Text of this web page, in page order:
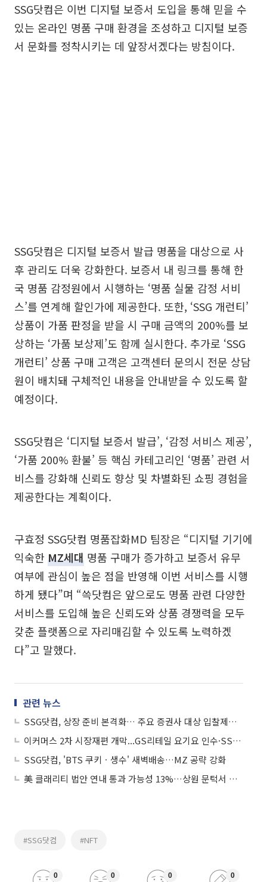
SSG닷컴은 이번 디지털 보증서 도입을 통해 믿을 수
있는 온라인 명품 구매 환경을 조성하고 디지털 보증
서 문화를 정착시키는 데 앞장서겠다는 방침이다.
SSG닷컴은 디지털 보증서 발급 명품을 대상으로 사
후 관리도 더욱 강화한다. 보증서 내 링크를 통해 한
국 명품 감정원에서 시행하는 ‘명품 실물 감정 서비
스’를 연계해 할인가에 제공한다. 또한, ‘SSG 개런티’
상품이 가품 판정을 받을 시 구매 금액의 200%를 보
상하는 ‘가품 보상제’도 함께 실시한다. 추가로 ‘SSG
개런티’ 상품 구매 고객은 고객센터 문의시 전문 상담
원이 배치돼 구체적인 내용을 안내받을 수 있도록 할
예정이다.
SSG닷컴은 ‘디지털 보증서 발급’, ‘감정 서비스 제공’,
‘가품 200% 환불’ 등 핵심 카테고리인 ‘명품’ 관련 서
비스를 강화해 신뢰도 향상 및 차별화된 쇼핑 경험을
제공한다는 계획이다.
구효정 SSG닷컴 명품잡화MD 팀장은 “디지털 기기에
익숙한 MZ세대 명품 구매가 증가하고 보증서 유무
여부에 관심이 높은 점을 반영해 이번 서비스를 시행
하게 됐다”며 “쓱닷컴은 앞으로도 명품 관련 다양한
서비스를 도입해 높은 신뢰도와 상품 경쟁력을 모두
갖춘 플랫폼으로 자리매김할 수 있도록 노력하겠
다”고 말했다.
관련 뉴스
SSG닷컴, 상장 준비 본격화… 주요 증권사 대상 입찰제안요청서 발송
이커머스 2차 시장재편 개막...GS리테일 요기요 인수·SSG닷컴 상장 추진
SSG닷컴, 'BTS 쿠키ㆍ생수' 새벽배송…MZ 공략 강화
美 클래리티 법안 연내 통과 가능성 13%…상원 문턱서 제동
#SSG닷컴 #NFT
0 0 0 0